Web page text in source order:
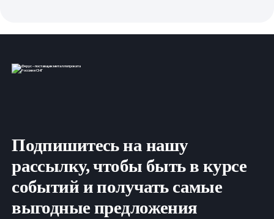
Подпишитесь на нашу
рассылку, чтобы быть в курсе
событий и получать самые
выгодные предложения